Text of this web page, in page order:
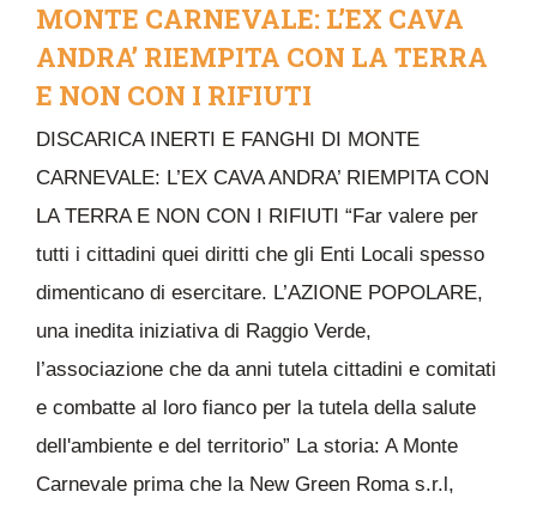
MONTE CARNEVALE: L’EX CAVA
ANDRA’ RIEMPITA CON LA TERRA
E NON CON I RIFIUTI
DISCARICA INERTI E FANGHI DI MONTE
CARNEVALE: L’EX CAVA ANDRA’ RIEMPITA CON
LA TERRA E NON CON I RIFIUTI “Far valere per
tutti i cittadini quei diritti che gli Enti Locali spesso
dimenticano di esercitare. L’AZIONE POPOLARE,
una inedita iniziativa di Raggio Verde,
l’associazione che da anni tutela cittadini e comitati
e combatte al loro fianco per la tutela della salute
dell'ambiente e del territorio” La storia: A Monte
Carnevale prima che la New Green Roma s.r.l,